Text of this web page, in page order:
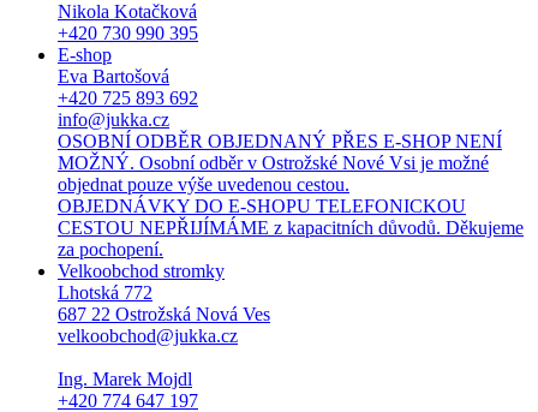
Nikola Kotačková
+420 730 990 395
E-shop
Eva Bartošová
+420 725 893 692
info@jukka.cz
OSOBNÍ ODBĚR OBJEDNANÝ PŘES E-SHOP NENÍ
MOŽNÝ. Osobní odběr v Ostrožské Nové Vsi je možné
objednat pouze výše uvedenou cestou.
OBJEDNÁVKY DO E-SHOPU TELEFONICKOU
CESTOU NEPŘIJÍMÁME z kapacitních důvodů. Děkujeme
za pochopení.
Velkoobchod stromky
Lhotská 772
687 22 Ostrožská Nová Ves
velkoobchod@jukka.cz
Ing. Marek Mojdl
+420 774 647 197